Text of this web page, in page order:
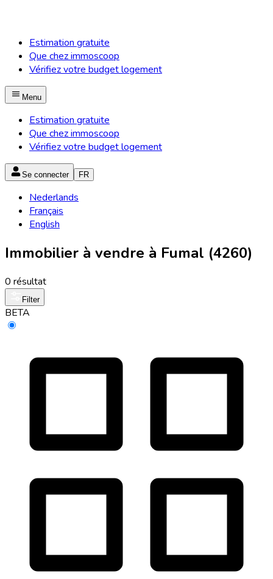
Estimation gratuite
Que chez immoscoop
Vérifiez votre budget logement
Menu
Estimation gratuite
Que chez immoscoop
Vérifiez votre budget logement
Se connecter FR
Nederlands
Français
English
Immobilier à vendre à Fumal (4260)
0 résultat
Filter
BETA